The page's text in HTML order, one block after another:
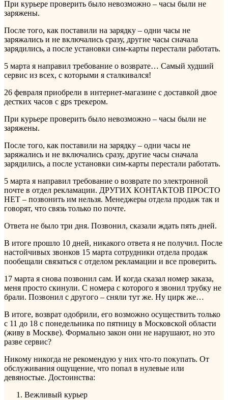
При курьере проверить было невозможно – часы были не
заряжены.
После того, как поставили на зарядку – одни часы не
заряжались и не включались сразу, другие часы сначала
зарядились, а после установки сим-карты перестали работать.
5 марта я направил требование о возврате… Самый худший
сервис из всех, с которыми я сталкивался!
26 февраля приобрели в интернет-магазине с доставкой двое
дестких часов с gps трекером.
При курьере проверить было невозможно – часы были не
заряжены.
После того, как поставили на зарядку – одни часы не
заряжались и не включались сразу, другие часы сначала
зарядились, а после установки сим-карты перестали работать.
5 марта я направил требование о возврате по электронной
почте в отдел рекламации. ДРУГИХ КОНТАКТОВ ПРОСТО
НЕТ – позвонить им нельзя. Менеджеры отдела продаж так и
говорят, что связь только по почте.
Ответа не было три дня. Позвонил, сказали ждать пять дней.
В итоге прошло 10 дней, никакого ответа я не получил. После
настойчивых звонков 15 марта сотрудники отдела продаж
пообещали связаться с отделом рекламации и все проверить.
17 марта я снова позвонил сам. И когда сказал номер заказа,
меня просто скинули. С номера с которого я звонил трубку не
брали. Позвонил с другого – сняли тут же. Ну цирк же…
В итоге, возврат одобрили, его возможно осуществить только
с 11 до 18 с понедельника по пятницу в Московской области
(живу в Москве). Формально закон они не нарушают, но это
разве сервис?
Никому никогда не рекомендую у них что-то покупать. От
обслуживания ощущение, что попал в нулевые или
девяностые. Достоинства:
Вежливый курьер